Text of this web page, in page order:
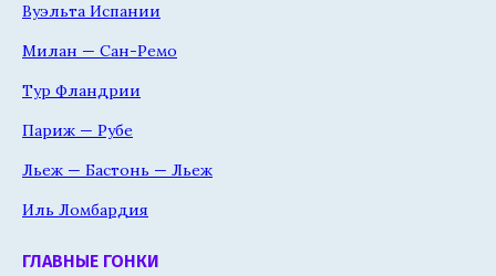
Вуэльта Испании
Милан — Сан-Ремо
Тур Фландрии
Париж — Рубе
Льеж — Бастонь — Льеж
Иль Ломбардия
ГЛАВНЫЕ ГОНКИ